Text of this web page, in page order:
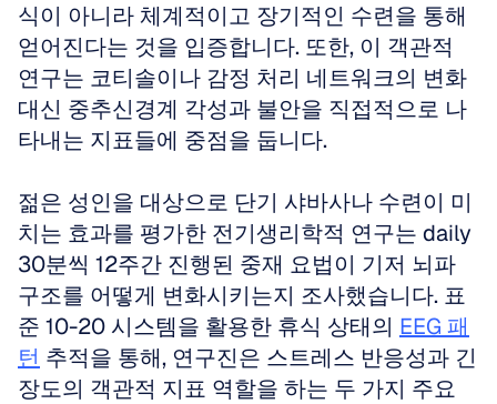
식이 아니라 체계적이고 장기적인 수련을 통해
얻어진다는 것을 입증합니다. 또한, 이 객관적
연구는 코티솔이나 감정 처리 네트워크의 변화
대신 중추신경계 각성과 불안을 직접적으로 나
타내는 지표들에 중점을 둡니다.
젊은 성인을 대상으로 단기 샤바사나 수련이 미
치는 효과를 평가한 전기생리학적 연구는 daily
30분씩 12주간 진행된 중재 요법이 기저 뇌파
구조를 어떻게 변화시키는지 조사했습니다. 표
준 10-20 시스템을 활용한 휴식 상태의 EEG 패
턴 추적을 통해, 연구진은 스트레스 반응성과 긴
장도의 객관적 지표 역할을 하는 두 가지 주요